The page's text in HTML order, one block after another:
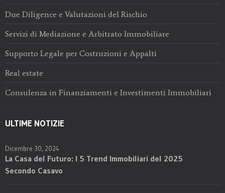
Due Diligence e Valutazioni del Rischio
Servizi di Mediazione e Arbitrato Immobiliare
Supporto Legale per Costruzioni e Appalti
Real estate
Consulenza in Finanziamenti e Investimenti Immobiliari
ULTIME NOTIZIE
Dicembre 30, 2024
La Casa del Futuro: I 5 Trend Immobiliari del 2025
Secondo Casavo